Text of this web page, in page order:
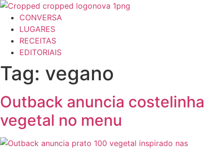
Ir
para
conteúdo
CONVERSA
LUGARES
RECEITAS
EDITORIAIS
Tag: vegano
Outback anuncia costelinha
vegetal no menu